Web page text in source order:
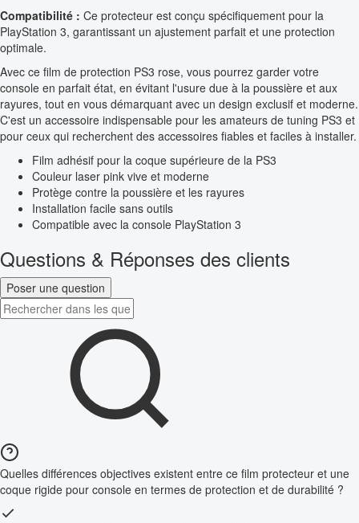
Compatibilité : Ce protecteur est conçu spécifiquement pour la
PlayStation 3, garantissant un ajustement parfait et une protection
optimale.
Avec ce film de protection PS3 rose, vous pourrez garder votre
console en parfait état, en évitant l'usure due à la poussière et aux
rayures, tout en vous démarquant avec un design exclusif et moderne.
C'est un accessoire indispensable pour les amateurs de tuning PS3 et
pour ceux qui recherchent des accessoires fiables et faciles à installer.
Film adhésif pour la coque supérieure de la PS3
Couleur laser pink vive et moderne
Protège contre la poussière et les rayures
Installation facile sans outils
Compatible avec la console PlayStation 3
Questions & Réponses des clients
Poser une question
Quelles différences objectives existent entre ce film protecteur et une
coque rigide pour console en termes de protection et de durabilité ?